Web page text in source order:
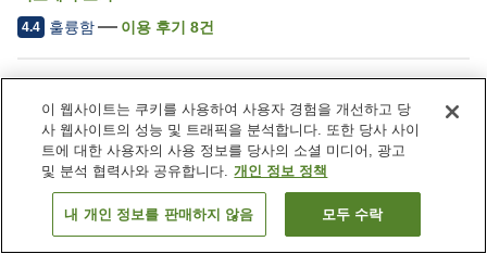
4.4 훌륭함 이용 후기 8건
주차장
장비 건조실
바비큐 시설
송영 서비스
객실 보기
이 웹사이트는 쿠키를 사용하여 사용자 경험을 개선하고 당
사 웹사이트의 성능 및 트래픽을 분석합니다. 또한 당사 사이
트에 대한 사용자의 사용 정보를 당사의 소셜 미디어, 광고
및 분석 협력사와 공유합니다. 개인 정보 정책
내 개인 정보를 판매하지 않음 모두 수락